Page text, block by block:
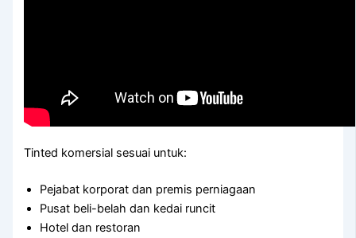
Tinted komersial sesuai untuk:
Pejabat korporat dan premis perniagaan
Pusat beli-belah dan kedai runcit
Hotel dan restoran